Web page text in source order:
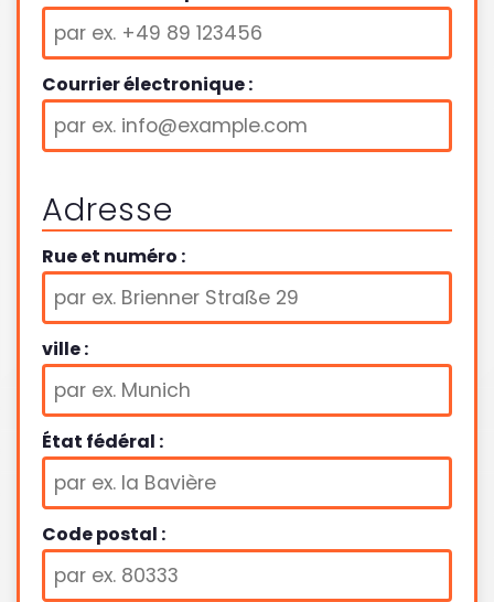
Courrier électronique :
Adresse
Rue et numéro :
ville :
État fédéral :
Code postal :